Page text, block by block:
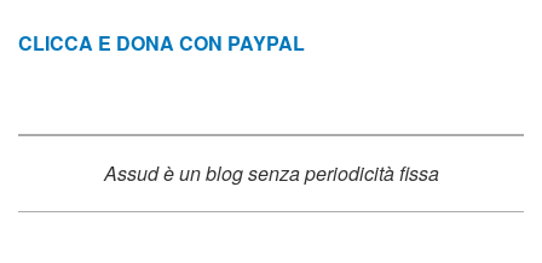
CLICCA E DONA CON PAYPAL
Assud è un blog senza periodicità fissa